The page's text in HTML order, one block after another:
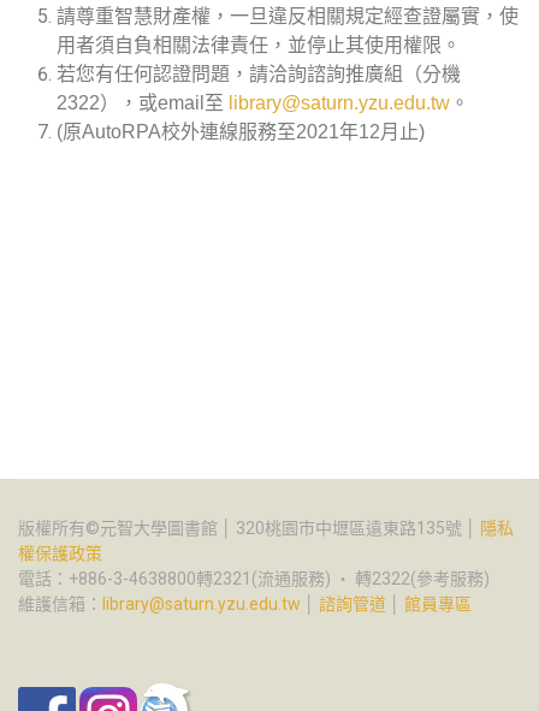
請尊重智慧財產權，一旦違反相關規定經查證屬實，使
用者須自負相關法律責任，並停止其使用權限。
若您有任何認證問題，請洽詢諮詢推廣組（分機
2322），或email至 library@saturn.yzu.edu.tw 。
(原AutoRPA校外連線服務至2021年12月止)
版權所有©元智大學圖書館 │ 320桃園市中壢區遠東路135號 │
隱私
權保護政策
電話：+886-3-4638800轉2321(流通服務) ‧ 轉2322(參考服務)
維護信箱： library@saturn.yzu.edu.tw 諮詢管道 館員專區